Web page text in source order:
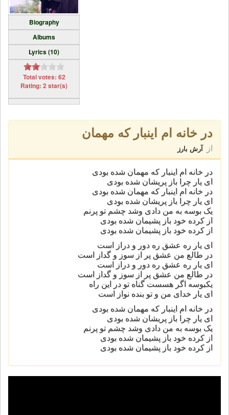
Biography
Albums
Lyrics (10)
Total votes: 62
Rating: 2 star(s)
در خانه ام اینبار که مهمان
از آرش بارز
در خانه ام اینبار که مهمان شده بودی
ای یار چرا باز پریشان شده بودی
در خانه ام اینبار که مهمان شده بودی
ای یار چرا باز پریشان شده بودی
یک بوسه به من دادی وشد چشم تو پرنم
از کرده خود باز پشیمان شده بودی
از کرده خود باز پشیمان شده بودی
ای یار ره عشق ره دور و دراز است
در طالع من عشق پر از سوز و گداز است
ای یار ره عشق ره دور و دراز است
در طالع من عشق پر از سوز و گداز است
یکبوسه اگر هسست گناه تو در این راه
ای یار خدای من و تو بنده نواز است
در خانه ام اینبار که مهمان شده بودی
ای یار چرا باز پریشان شده بودی
یک بوسه به من دادی وشد چشم تو پرنم
از کرده خود باز پشیمان شده بودی
از کرده خود باز پشیمان شده بودی